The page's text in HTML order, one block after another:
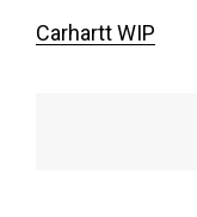
Carhartt WIP